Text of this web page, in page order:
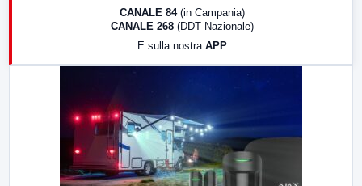
CANALE 84 (in Campania)
CANALE 268 (DDT Nazionale)
E sulla nostra APP